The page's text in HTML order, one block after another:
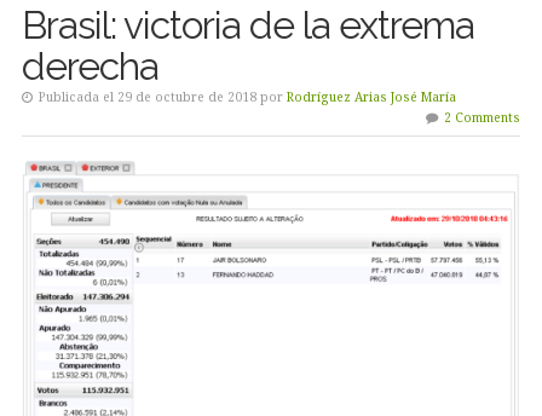
Brasil: victoria de la extrema
derecha
Publicada el 29 de octubre de 2018 por Rodríguez Arias José María
2 Comments